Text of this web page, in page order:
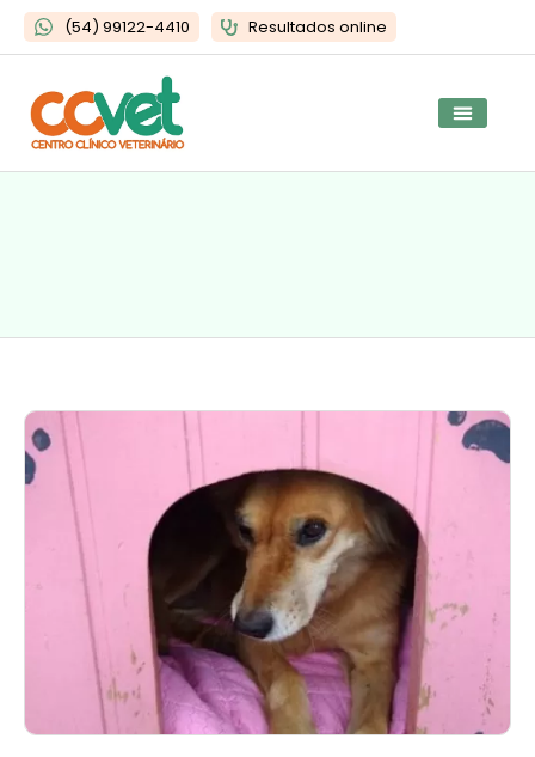
(54) 99122-4410 Resultados online